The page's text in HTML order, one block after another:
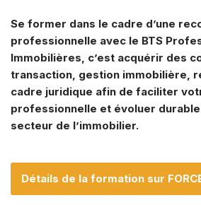
Se former dans le cadre d’une
professionnelle avec le BTS
Immobilières, c’est acquérir des
transaction, gestion immobilière,
cadre juridique afin de faciliter
professionnelle et évoluer
secteur de l’immobilier.
Détails de la formation sur